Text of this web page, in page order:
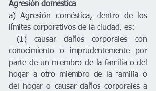
Agresión doméstica
a) Agresión doméstica, dentro de los
límites corporativos de la ciudad, es:
conocimiento o imprudentemente por
parte de un miembro de la familia o del
hogar a otro miembro de la familia o
del hogar o causar daños corporales a